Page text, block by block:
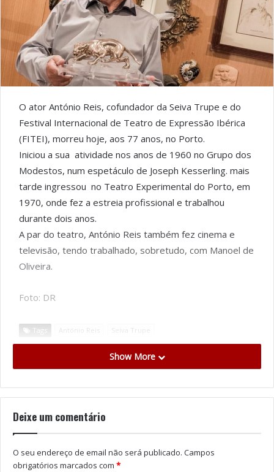
O ator António Reis, cofundador da Seiva Trupe e do
Festival Internacional de Teatro de Expressão Ibérica
(FITEI), morreu hoje, aos 77 anos, no Porto.
Iniciou a sua atividade nos anos de 1960 no Grupo dos
Modestos, num espetáculo de Joseph Kesserling. mais
tarde ingressou no Teatro Experimental do Porto, em
1970, onde fez a estreia profissional e trabalhou
durante dois anos.
A par do teatro, António Reis também fez cinema e
televisão, tendo trabalhado, sobretudo, com Manoel de
Oliveira.
Foto: DR
Tags António Reis Seiva Trupe
Show More
Deixe um comentário
O seu endereço de email não será publicado. Campos
obrigatórios marcados com *